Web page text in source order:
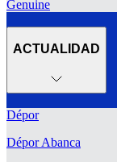
Genuine
ACTUALIDAD
Dépor
Dépor Abanca